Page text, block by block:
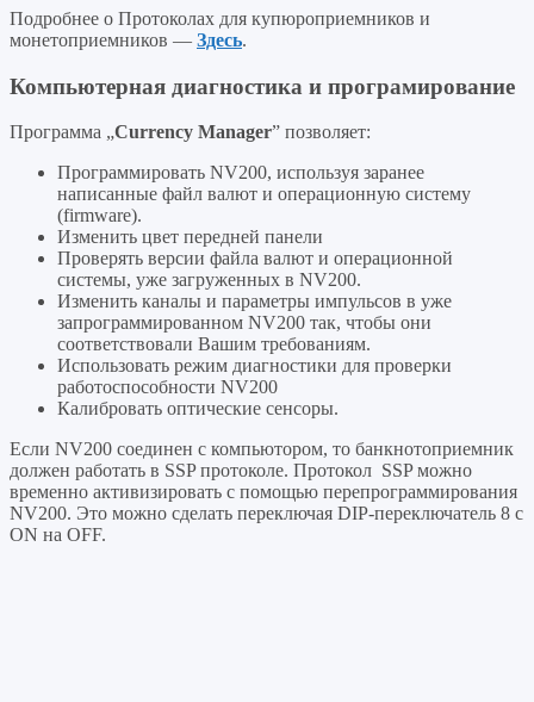
Подробнее о Протоколах для купюроприемников и
монетоприемников — Здесь.
Компьютерная диагностика и програмирование
Программа „Currency Manager” позволяет:
Программировать NV200, используя заранее
написанные файл валют и операционную систему
(firmware).
Изменить цвет передней панели
Проверять версии файла валют и операционной
системы, уже загруженных в NV200.
Изменить каналы и параметры импульсов в уже
запрограммированном NV200 так, чтобы они
соответствовали Вашим требованиям.
Использовать режим диагностики для проверки
работоспособности NV200
Калибровать оптические сенсоры.
Если NV200 соединен с компьютором, то банкнотоприемник
должен работать в SSP протоколе. Протокол SSP можно
временно активизировать с помощью перепрограммирования
NV200. Это можно сделать переключая DIP-переключатель 8 с
ON на OFF.